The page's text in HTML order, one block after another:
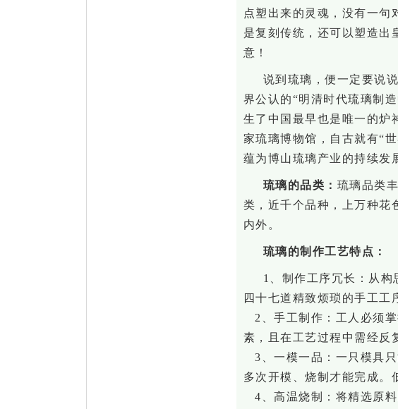
点塑出来的灵魂，没有一句
是复刻传统，还可以塑造出
意！
说到琉璃，便一定要说
界公认的“明清时代琉璃制造
生了中国最早也是唯一的炉
家琉璃博物馆，自古就有“
蕴为博山琉璃产业的持续发
琉璃的品类： 琉璃品类
类，近千个品种，上万种花
内外。
琉璃的制作工艺特点：
1、制作工序冗长：从
四十七道精致烦琐的手工工
2、手工制作：工人必须
素，且在工艺过程中需经反
3、一模一品：一只模具
多次开模、烧制才能完成。
4、高温烧制：将精选原